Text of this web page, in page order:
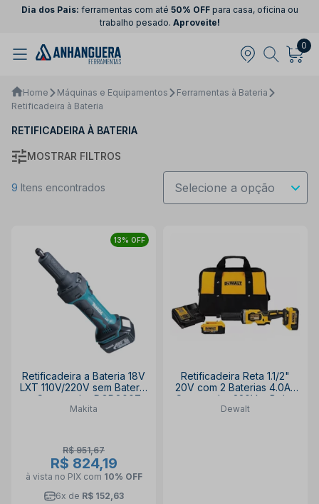
Dia dos Pais: ferramentas com até 50% OFFpara casa, oficina ou
trabalho pesado. Aproveite!
0
Home Máquinas e Equipamentos
Ferramentas à Bateria
Retificadeira à Bateria
RETIFICADEIRA À BATERIA
MOSTRAR FILTROS
9 Itens encontrados
13% OFF
Retificadeira a Bateria 18V
LXT 110V/220V sem Bateria
e Carregador DGD800Z
MAKITA
Makita
R$ 951,67
R$ 824,19
à vista no PIX com 10% OFF
6x de R$ 152,63
Retificadeira Reta 1.1/2"
20V com 2 Baterias 4.0Ah
Carregador 220V e Bolsa
DCG426M2-B2 DEWALT
Dewalt